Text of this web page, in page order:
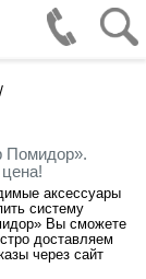
/
Помидор».
аксессуары
систему
Вы сможете
доставляем
через сайт